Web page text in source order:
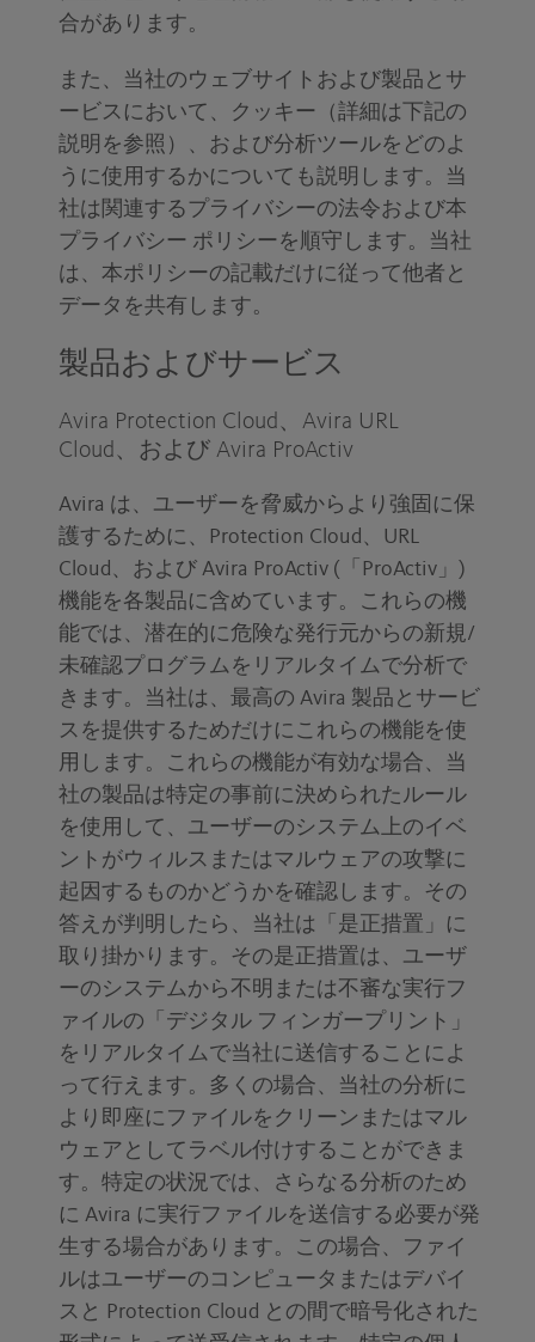
合があります。
また、当社のウェブサイトおよび製品とサ
ービスにおいて、クッキー（詳細は下記の
説明を参照）、および分析ツールをどのよ
うに使用するかについても説明します。当
社は関連するプライバシーの法令および本
プライバシー ポリシーを順守します。当社
は、本ポリシーの記載だけに従って他者と
データを共有します。
製品およびサービス
Avira Protection Cloud、Avira URL
Cloud、および Avira ProActiv
Avira は、ユーザーを脅威からより強固に保
護するために、Protection Cloud、URL
Cloud、および Avira ProActiv (「ProActiv」)
機能を各製品に含めています。これらの機
能では、潜在的に危険な発行元からの新規/
未確認プログラムをリアルタイムで分析で
きます。当社は、最高の Avira 製品とサービ
スを提供するためだけにこれらの機能を使
用します。これらの機能が有効な場合、当
社の製品は特定の事前に決められたルール
を使用して、ユーザーのシステム上のイベ
ントがウィルスまたはマルウェアの攻撃に
起因するものかどうかを確認します。その
答えが判明したら、当社は「是正措置」に
取り掛かります。その是正措置は、ユーザ
ーのシステムから不明または不審な実行フ
ァイルの「デジタル フィンガープリント」
をリアルタイムで当社に送信することによ
って行えます。多くの場合、当社の分析に
より即座にファイルをクリーンまたはマル
ウェアとしてラベル付けすることができま
す。特定の状況では、さらなる分析のため
に Avira に実行ファイルを送信する必要が発
生する場合があります。この場合、ファイ
ルはユーザーのコンピュータまたはデバイ
スと Protection Cloud との間で暗号化された